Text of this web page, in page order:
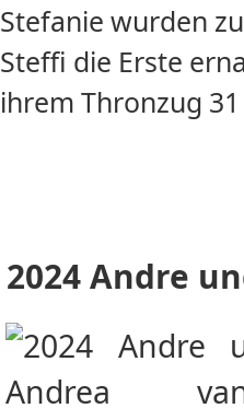
Stefanie wurden
Steffi die Erste
ihrem Thronzug
2024 Andre